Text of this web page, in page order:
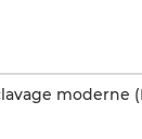
moderne